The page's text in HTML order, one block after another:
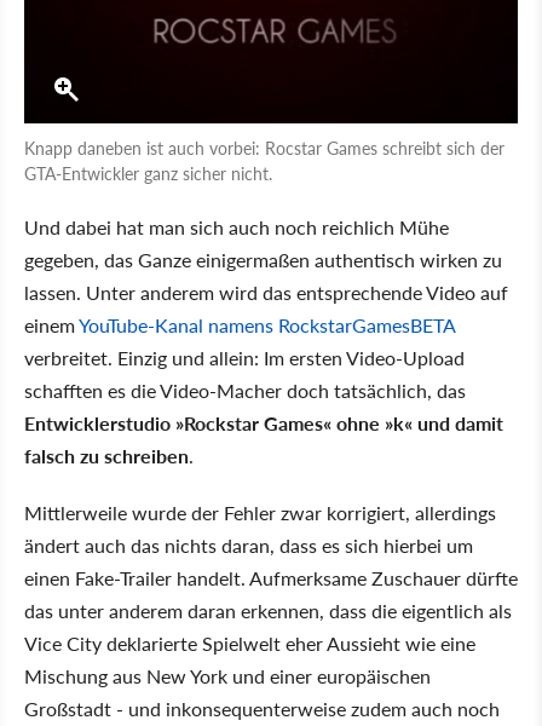
Knapp daneben ist auch vorbei: Rocstar Games schreibt sich der
GTA-Entwickler ganz sicher nicht.
Und dabei hat man sich auch noch reichlich Mühe
gegeben, das Ganze einigermaßen authentisch wirken zu
lassen. Unter anderem wird das entsprechende Video auf
einemYouTube-Kanal namens RockstarGamesBETA
verbreitet. Einzig und allein: Im ersten Video-Upload
schafften es die Video-Macher doch tatsächlich, das
Entwicklerstudio »Rockstar Games« ohne »k« und damit
falsch zu schreiben.
Mittlerweile wurde der Fehler zwar korrigiert, allerdings
ändert auch das nichts daran, dass es sich hierbei um
einen Fake-Trailer handelt. Aufmerksame Zuschauer dürfte
das unter anderem daran erkennen, dass die eigentlich als
Vice City deklarierte Spielwelt eher Aussieht wie eine
Mischung aus New York und einer europäischen
Großstadt - und inkonsequenterweise zudem auch noch